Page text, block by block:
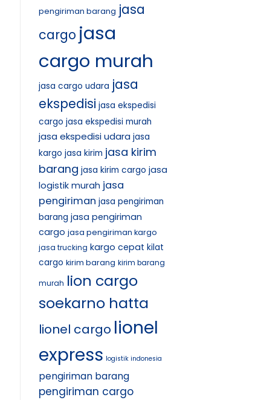
pengiriman barang jasa
cargo jasa
cargo murah
jasa cargo udara jasa
ekspedisi jasa ekspedisi
cargo jasa ekspedisi murah
jasa ekspedisi udara jasa
kargo jasa kirim jasa kirim
barang jasa kirim cargo jasa
logistik murah jasa
pengiriman jasa pengiriman
barang jasa pengiriman
cargo jasa pengiriman kargo
jasa trucking kargo cepat kilat
cargo kirim barang kirim barang
murah lion cargo
soekarno hatta
lionel cargo lionel
express logistik indonesia
pengiriman barang
pengiriman cargo